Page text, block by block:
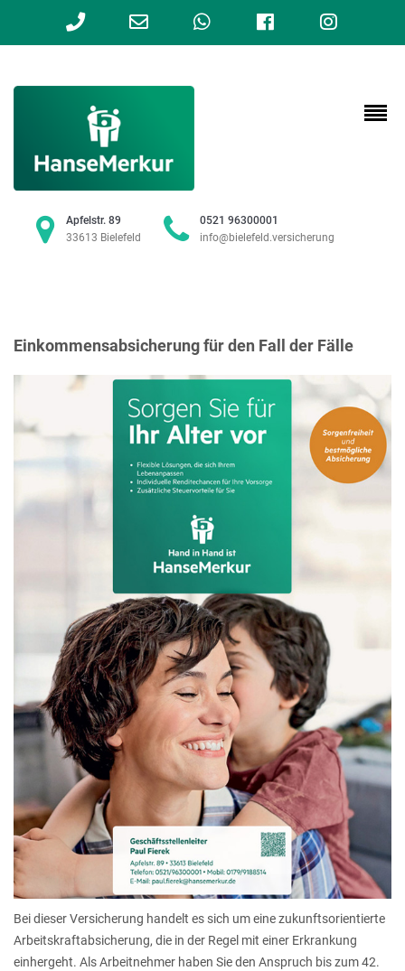
Apfelstr. 89
33613 Bielefeld
0521 96300001
info@bielefeld.versicherung
Einkommensabsicherung für den Fall der Fälle
Bei dieser Versicherung handelt es sich um eine zukunftsorientierte
Arbeitskraftabsicherung, die in der Regel mit einer Erkrankung
einhergeht. Als Arbeitnehmer haben Sie den Anspruch bis zum 42.
Phone
calling
Email
WhatsAppFacebook